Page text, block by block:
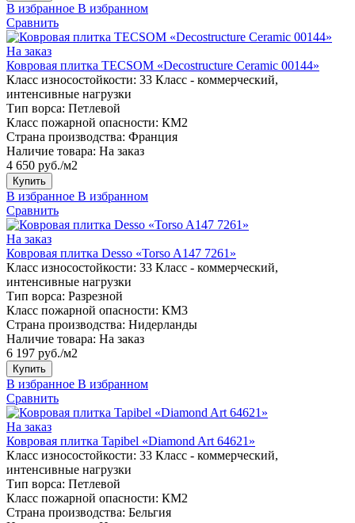
В избранное В избранном
Сравнить
На заказ
Ковровая плитка TECSOM «Decostructure Ceramic 00144»
Класс износостойкости: 33 Класс - коммерческий,
интенсивные нагрузки
Тип ворса: Петлевой
Класс пожарной опасности: КМ2
Страна производства: Франция
Наличие товара: На заказ
4 650 руб./м2
Купить
В избранное В избранном
Сравнить
На заказ
Ковровая плитка Desso «Torso A147 7261»
Класс износостойкости: 33 Класс - коммерческий,
интенсивные нагрузки
Тип ворса: Разрезной
Класс пожарной опасности: КМ3
Страна производства: Нидерланды
Наличие товара: На заказ
6 197 руб./м2
Купить
В избранное В избранном
Сравнить
На заказ
Ковровая плитка Tapibel «Diamond Art 64621»
Класс износостойкости: 33 Класс - коммерческий,
интенсивные нагрузки
Тип ворса: Петлевой
Класс пожарной опасности: КМ2
Страна производства: Бельгия